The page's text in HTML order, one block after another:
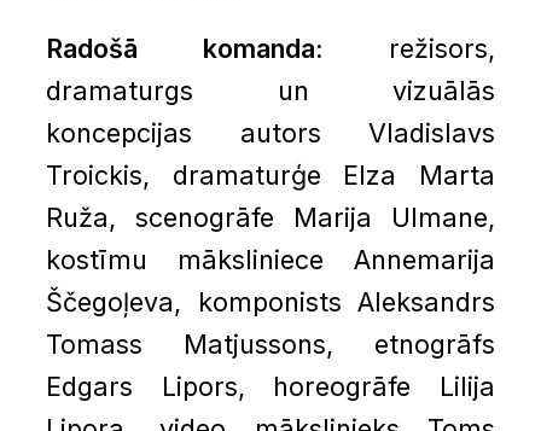
Radošā komanda: režisors,
dramaturgs un vizuālās
koncepcijas autors Vladislavs
Troickis, dramaturģe Elza Marta
Ruža, scenogrāfe Marija Ulmane,
kostīmu māksliniece Annemarija
Ščegoļeva, komponists Aleksandrs
Tomass Matjussons, etnogrāfs
Edgars Lipors, horeogrāfe Lilija